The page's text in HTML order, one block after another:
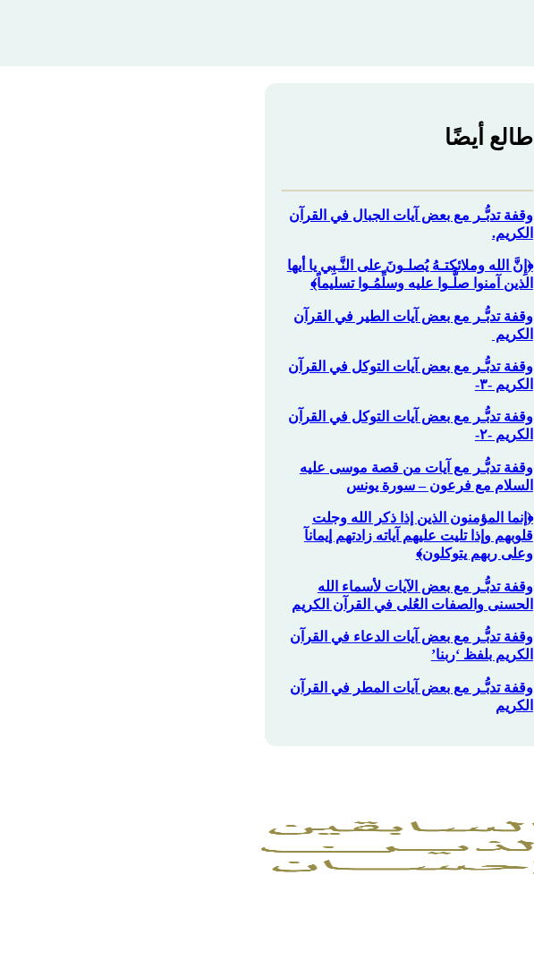
طالع أيضًا
وقفة تدبُّـر مع بعض آيات الجبال في القرآن
الكريم.
‏﴿إِنَّ الله وملائكتـهُ يُصلـونَ على النَّـبِي يا أيها
الذين آمنوا صلُّـوا عليه وسلِّمُـوا تسليماً﴾
وقفة تدبُّـر مع بعض آيات الطير في القرآن
الكريم
وقفة تدبُّـر مع بعض آيات التوكل في القرآن
الكريم -٣-
وقفة تدبُّـر مع بعض آيات التوكل في القرآن
الكريم -٢-
وقفة تدبُّـر مع آيات من قصة موسى عليه
السلام مع فرعون – سورة يونس
﴿إنما المؤمنون الذين إذا ذكر الله وجلت
قلوبهم وإذا تليت عليهم آياته زادتهم إيمانآ
وعلى ربهم يتوكلون﴾
وقفة تدبُّـر مع بعض الآيات لأسماء الله
الحسنى والصفات العُلى في القرآن الكريم
وقفة تدبُّـر مع بعض آيات الدعاء في القرآن
الكريم بلفظ ‘ربنا’
وقفة تدبُّـر مع بعض آيات المطر في القرآن
الكريم